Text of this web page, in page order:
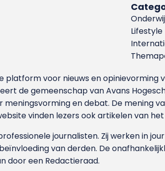
Lifestyle
platform voor nieuws en
de gemeenschap van Avans
en debat. De mening
vinden lezers ook artikelen van
journalisten. Zij werken in
van derden. De
door een Redactieraad.